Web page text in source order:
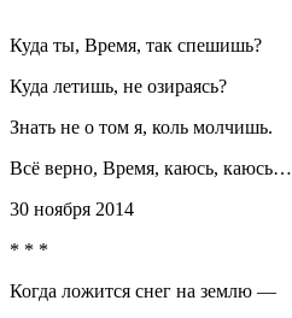
Куда ты, Время, так спешишь?
Куда летишь, не озираясь?
Знать не о том я, коль молчишь.
Всё верно, Время, каюсь, каюсь…
30 ноября 2014
* * *
Когда ложится снег на землю —